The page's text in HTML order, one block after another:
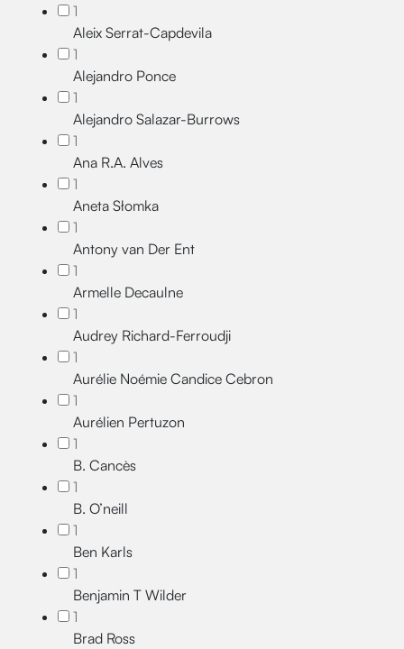
1
Aleix Serrat-Capdevila
1
Alejandro Ponce
1
Alejandro Salazar-Burrows
1
Ana R.A. Alves
1
Aneta Słomka
1
Antony van Der Ent
1
Armelle Decaulne
1
Audrey Richard-Ferroudji
1
Aurélie Noémie Candice Cebron
1
Aurélien Pertuzon
1
B. Cancès
1
B. O’neill
1
Ben Karls
1
Benjamin T Wilder
1
Brad Ross